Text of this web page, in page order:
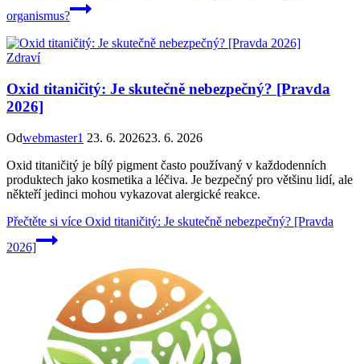
organismus?
Zdraví
Oxid titaničitý: Je skutečně nebezpečný? [Pravda
2026]
Odwebmaster1 23. 6. 202623. 6. 2026
Oxid titaničitý je bílý pigment často používaný v každodenních
produktech jako kosmetika a léčiva. Je bezpečný pro většinu lidí, ale
někteří jedinci mohou vykazovat alergické reakce.
Přečtěte si více Oxid titaničitý: Je skutečně nebezpečný? [Pravda
2026]